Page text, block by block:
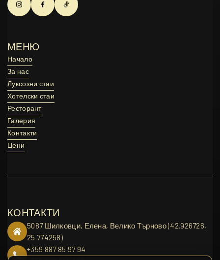
МЕНЮ
Начало
Начало
За нас
За нас
Луксозни стаи
Луксозни стаи
Хотелски стаи
Хотелски стаи
Ресторант
Ресторант
Галерия
Галерия
Контакти
Контакти
Цени
КОНТАКТИ
5087 Шилковци, Елена, Велико Търново (42.926726,
25.774258)
+359 887 85 97 94